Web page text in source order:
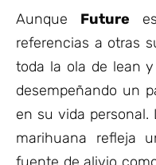
Aunque Future
referencias a otras
toda la ola de lean
desempeñando un
en su vida
marihuana refleja